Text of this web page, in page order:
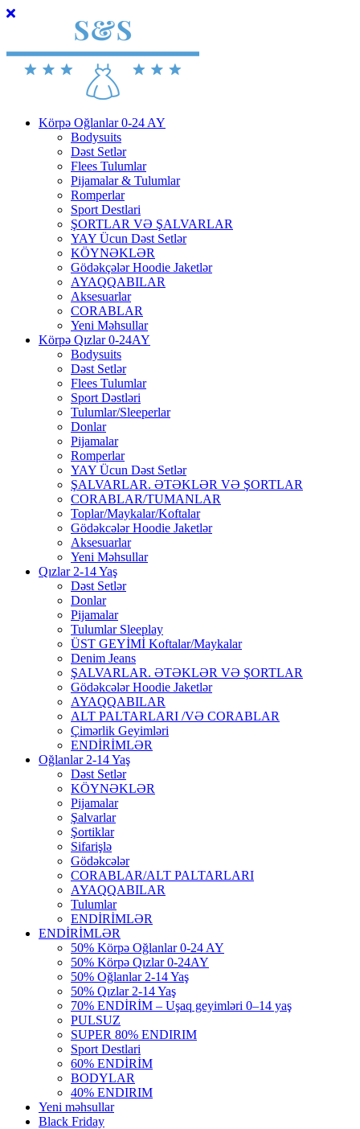
Körpə Oğlanlar 0-24 AY
Bodysuits
Dəst Setlər
Flees Tulumlar
Pijamalar & Tulumlar
Romperlar
Sport Destlari
ŞORTLAR VƏ ŞALVARLAR
YAY Ücun Dəst Setlər
KÖYNƏKLƏR
Gödəkçələr Hoodie Jaketlər
AYAQQABILAR
Aksesuarlar
CORABLAR
Yeni Məhsullar
Körpə Qızlar 0-24AY
Bodysuits
Dəst Setlər
Flees Tulumlar
Sport Dəstləri
Tulumlar/Sleeperlar
Donlar
Pijamalar
Romperlar
YAY Ücun Dəst Setlər
ŞALVARLAR. ƏTƏKLƏR VƏ ŞORTLAR
CORABLAR/TUMANLAR
Toplar/Maykalar/Koftalar
Gödəkcələr Hoodie Jaketlər
Aksesuarlar
Yeni Məhsullar
Qızlar 2-14 Yaş
Dəst Setlər
Donlar
Pijamalar
Tulumlar Sleeplay
ÜST GEYİMİ Koftalar/Maykalar
Denim Jeans
ŞALVARLAR. ƏTƏKLƏR VƏ ŞORTLAR
Gödəkcələr Hoodie Jaketlər
AYAQQABILAR
ALT PALTARLARI /VƏ CORABLAR
Çimərlik Geyimləri
ENDİRİMLƏR
Oğlanlar 2-14 Yaş
Dəst Setlər
KÖYNƏKLƏR
Pijamalar
Şalvarlar
Şortiklar
Sifarişlə
Gödəkcələr
CORABLAR/ALT PALTARLARI
AYAQQABILAR
Tulumlar
ENDİRİMLƏR
ENDİRİMLƏR
50% Körpə Oğlanlar 0-24 AY
50% Körpə Qızlar 0-24AY
50% Oğlanlar 2-14 Yaş
50% Qızlar 2-14 Yaş
70% ENDİRİM – Uşaq geyimləri 0–14 yaş
PULSUZ
SUPER 80% ENDIRIM
Sport Destlari
60% ENDİRİM
BODYLAR
40% ENDIRIM
Yeni məhsullar
Black Friday